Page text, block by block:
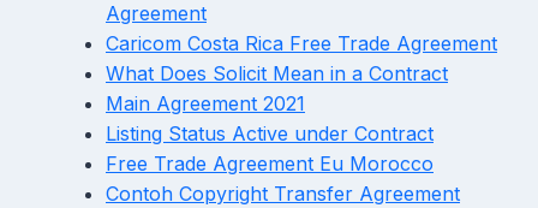
Agreement
Caricom Costa Rica Free Trade Agreement
What Does Solicit Mean in a Contract
Main Agreement 2021
Listing Status Active under Contract
Free Trade Agreement Eu Morocco
Contoh Copyright Transfer Agreement